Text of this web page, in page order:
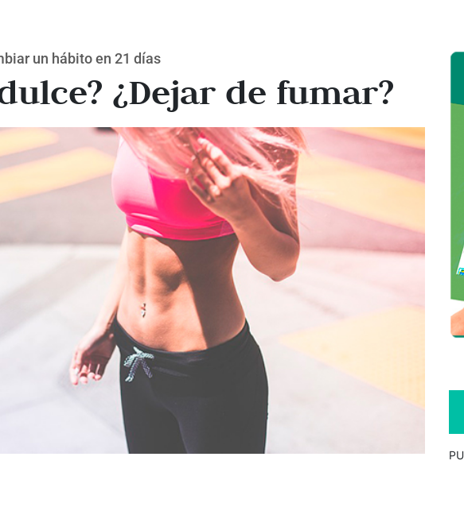
un hábito en 21 días
¿Dejar de fumar?